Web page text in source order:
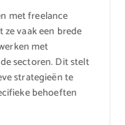
met freelance
vaak een brede
met
sectoren. Dit stelt
strategieën te
behoeften